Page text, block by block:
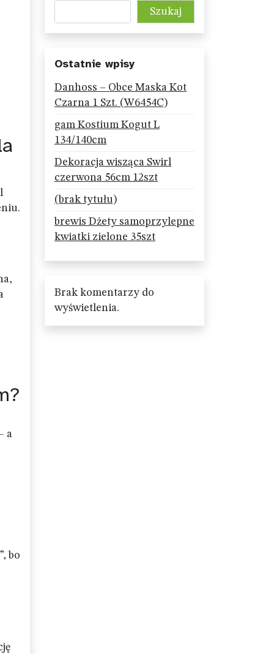
a
bo
Szukaj
Ostatnie wpisy
Danhoss – Obce Maska Kot
Czarna 1 Szt. (W6454C)
gam Kostium Kogut L
134/140cm
Dekoracja wisząca Swirl
czerwona 56cm 12szt
(brak tytułu)
brewis Dżety samoprzylepne
kwiatki zielone 35szt
Brak komentarzy do
wyświetlenia.